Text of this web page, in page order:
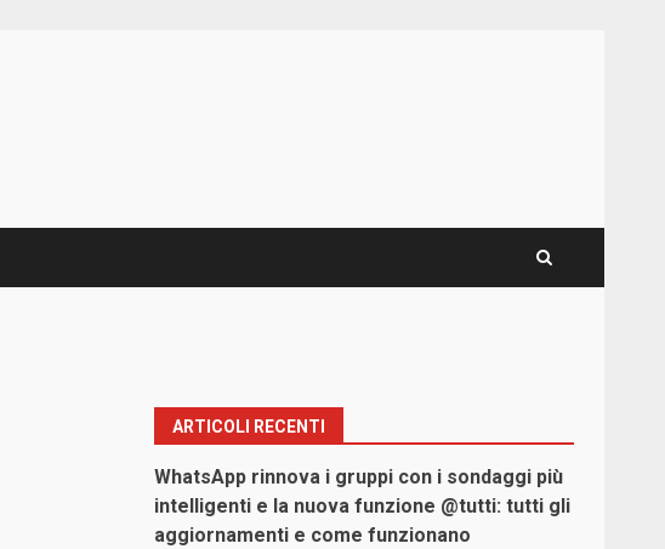
ARTICOLI RECENTI
WhatsApp rinnova i gruppi con i sondaggi più
intelligenti e la nuova funzione @tutti: tutti gli
aggiornamenti e come funzionano